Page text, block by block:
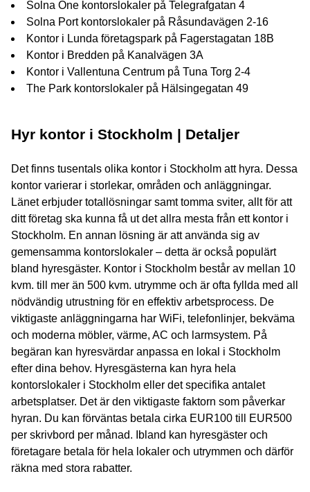
Solna One kontorslokaler på Telegrafgatan 4
Solna Port kontorslokaler på Råsundavägen 2-16
Kontor i Lunda företagspark på Fagerstagatan 18B
Kontor i Bredden på Kanalvägen 3A
Kontor i Vallentuna Centrum på Tuna Torg 2-4
The Park kontorslokaler på Hälsingegatan 49
Hyr kontor i Stockholm | Detaljer
Det finns tusentals olika kontor i Stockholm att hyra. Dessa
kontor varierar i storlekar, områden och anläggningar.
Länet erbjuder totallösningar samt tomma sviter, allt för att
ditt företag ska kunna få ut det allra mesta från ett kontor i
Stockholm. En annan lösning är att använda sig av
gemensamma kontorslokaler – detta är också populärt
bland hyresgäster. Kontor i Stockholm består av mellan 10
kvm. till mer än 500 kvm. utrymme och är ofta fyllda med all
nödvändig utrustning för en effektiv arbetsprocess. De
viktigaste anläggningarna har WiFi, telefonlinjer, bekväma
och moderna möbler, värme, AC och larmsystem. På
begäran kan hyresvärdar anpassa en lokal i Stockholm
efter dina behov. Hyresgästerna kan hyra hela
kontorslokaler i Stockholm eller det specifika antalet
arbetsplatser. Det är den viktigaste faktorn som påverkar
hyran. Du kan förväntas betala cirka EUR100 till EUR500
per skrivbord per månad. Ibland kan hyresgäster och
företagare betala för hela lokaler och utrymmen och därför
räkna med stora rabatter.